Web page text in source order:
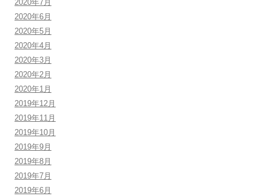
2020年7月
2020年6月
2020年5月
2020年4月
2020年3月
2020年2月
2020年1月
2019年12月
2019年11月
2019年10月
2019年9月
2019年8月
2019年7月
2019年6月